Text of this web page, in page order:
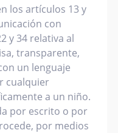
los artículos 13 y
con
y 34 relativa al
transparente,
un lenguaje
cualquier
a un niño.
por escrito o por
por medios